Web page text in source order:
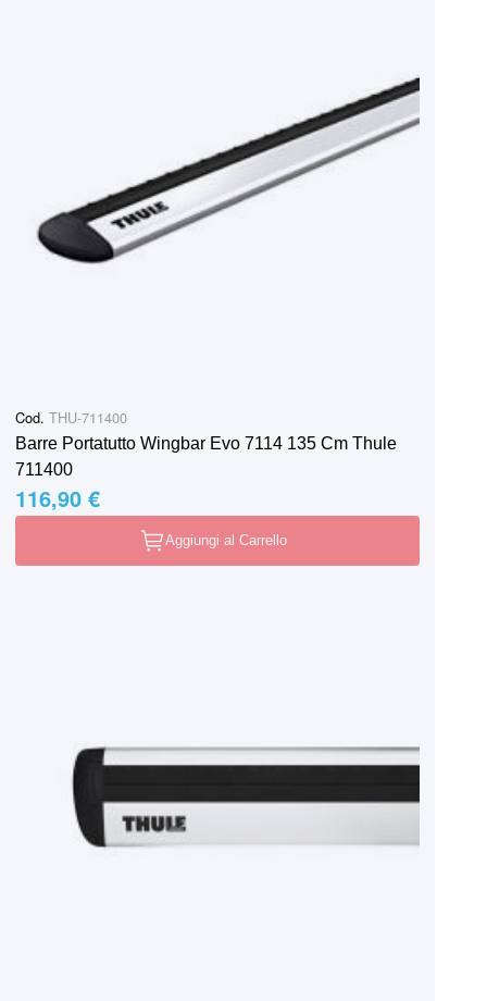
Cod. THU-711400
Barre Portatutto Wingbar Evo 7114 135 Cm Thule
711400
116,90 €
Aggiungi al Carrello